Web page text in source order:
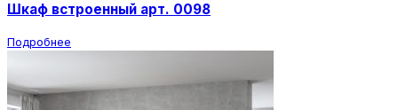
Шкаф встроенный арт. 0098
Подробнее